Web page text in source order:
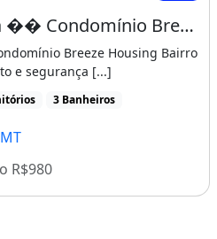
Casa Térrea à Venda �� Condomínio Breeze Housing
Breeze Housing Bairro
e segurança [...]
3 Banheiros
R$980